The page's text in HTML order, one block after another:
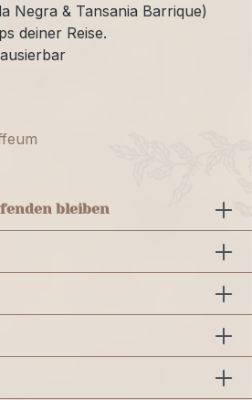
Negra & Tansania Barrique)
deiner Reise.
bleiben